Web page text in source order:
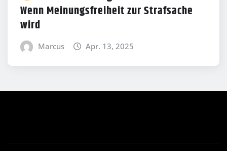
Wenn Meinungsfreiheit zur Strafsache
wird
Marcus Apr. 13, 2025